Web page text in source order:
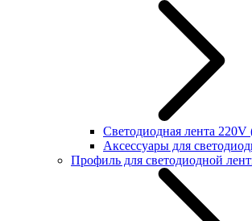
Светодиодная лента 220V
Аксессуары для
Профиль для светодиодной